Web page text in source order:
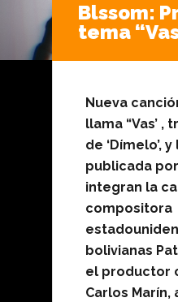
Blssom:
tema
Nueva
llama “Vas’ ,
de ‘Dímelo’,
publicada
integran la
compositora
bolivianas
el productor
Carlos Marín,